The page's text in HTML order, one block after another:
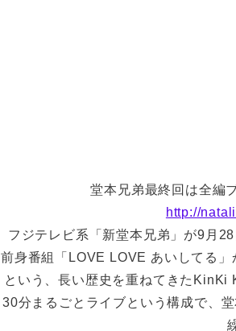
堂本兄弟最終回は全編
http://
フジテレビ系「新堂本兄弟」が9月
前身番組「LOVE LOVE あいしてる
という、長い歴史を重ねてきたKinKi
30分まるごとライブという構成で、